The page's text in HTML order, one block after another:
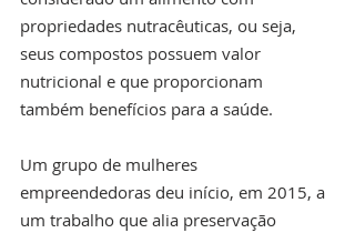
propriedades nutracêuticas, ou seja,
seus compostos possuem valor
nutricional e que proporcionam
também benefícios para a saúde.
Um grupo de mulheres
empreendedoras deu início, em 2015, a
um trabalho que alia preservação